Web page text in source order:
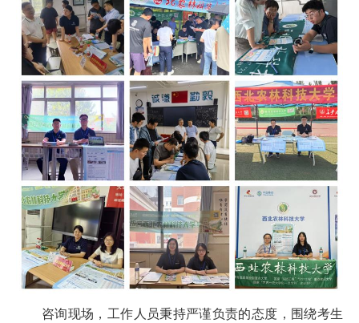
咨询现场，工作人员秉持严谨负责的态度，围绕考生